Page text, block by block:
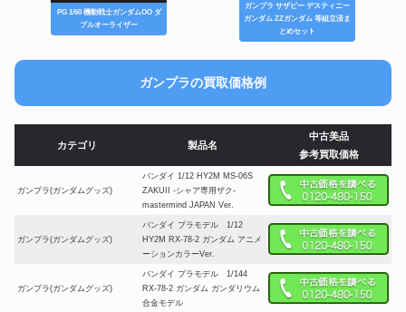
PG 1/60 機動戦士ガンダムOO ダ
ブルオーライザー
ガンプラ サザビー デスティニー
ガンダム ZZガンダム 等組立済ま
とめセット
ガンプラの買取価格例
カテゴリ 製品名
中古美品
参考買取価格
ガンプラ(ガンダムグッズ)
バンダイ 1/12 HY2M MS-06S
ZAKUII -シャア専用ザク-
mastermind JAPAN Ver.
ガンプラ(ガンダムグッズ)
バンダイ プラモデル 1/12
HY2M RX-78-2 ガンダム アニメ
ーションカラーVer.
ガンプラ(ガンダムグッズ)
バンダイ プラモデル 1/144
RX-78-2 ガンダム ガンダリウム
合金モデル